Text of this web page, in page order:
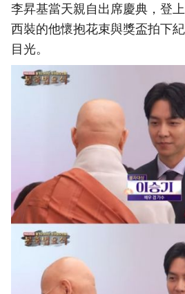
李昇基當天親自出席慶典，登
西裝的他懷抱花束與獎盃拍下
目光。